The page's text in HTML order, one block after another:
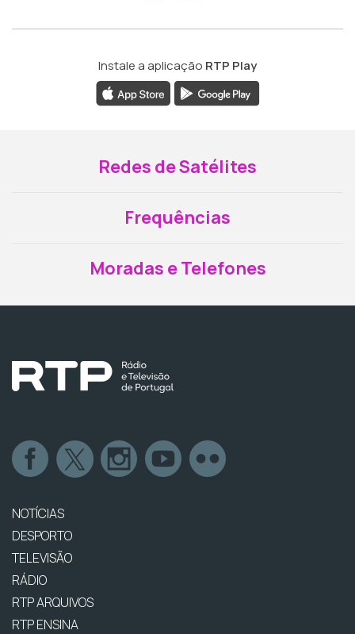
Instale a aplicação RTP Play
Redes de Satélites
Frequências
Moradas e Telefones
NOTÍCIAS
DESPORTO
TELEVISÃO
RÁDIO
RTP ARQUIVOS
RTP ENSINA